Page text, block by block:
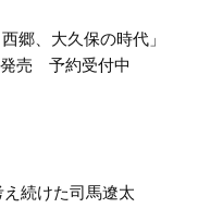
郷、大久保の時代」
売 予約受付中
続けた司馬遼太